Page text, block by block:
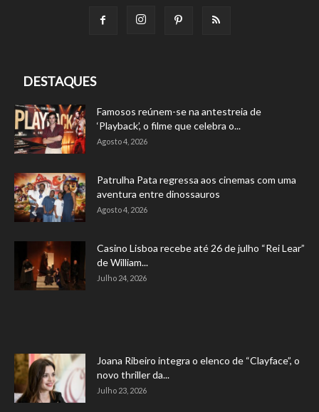
DESTAQUES
Famosos reúnem-se na antestreia de
‘Playback’, o filme que celebra o...
Agosto 4, 2026
Patrulha Pata regressa aos cinemas com uma
aventura entre dinossauros
Agosto 4, 2026
Casino Lisboa recebe até 26 de julho “Rei Lear”
de William...
Julho 24, 2026
Joana Ribeiro integra o elenco de “Clayface”, o
novo thriller da...
Julho 23, 2026